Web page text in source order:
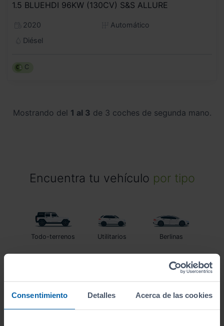
Consentimiento Detalles Acerca de las cookies
1.5 BLUEHDI 96KW (130CV) S&S ALLURE
2020
Automático
Diésel
C
Mostrando del 1 al 3 de 3 coches de segunda mano.
Encuentra tu vehículo por tipo
Todo-terrenos Utilitarios Berlinas
Familiares Monovolumenes Furgonetas